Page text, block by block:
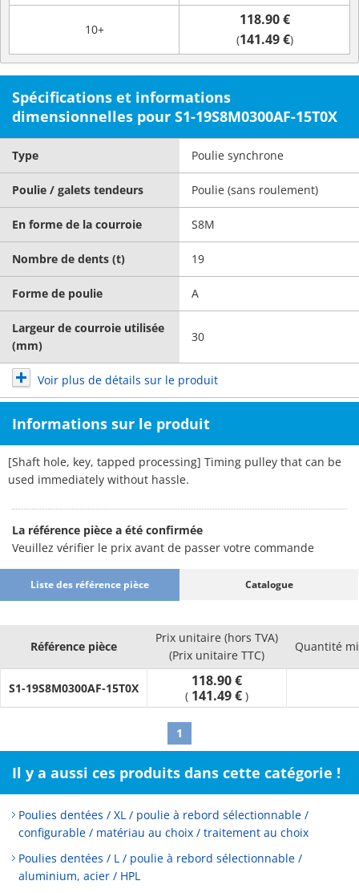
10+
118.90 €
(141.49 €)
Spécifications et informations
dimensionnelles pour S1-19S8M0300AF-15T0X
Type Poulie synchrone
Poulie / galets tendeurs Poulie (sans roulement)
En forme de la courroie S8M
Nombre de dents (t) 19
Forme de poulie A
Largeur de courroie utilisée
(mm)
30
Voir plus de détails sur le produit
Informations sur le produit
[Shaft hole, key, tapped processing] Timing pulley that can be
used immediately without hassle.
La référence pièce a été confirmée
Veuillez vérifier le prix avant de passer votre commande
Liste des référence pièce Catalogue
Référence pièce
Prix unitaire (hors TVA)
(Prix unitaire TTC)
Quantité
S1-19S8M0300AF-15T0X 118.90 €
( 141.49 € )
1
Il y a aussi ces produits dans cette catégorie !
Poulies dentées / XL / poulie à rebord sélectionnable /
configurable / matériau au choix / traitement au choix
Poulies dentées / L / poulie à rebord sélectionnable /
aluminium, acier / HPL